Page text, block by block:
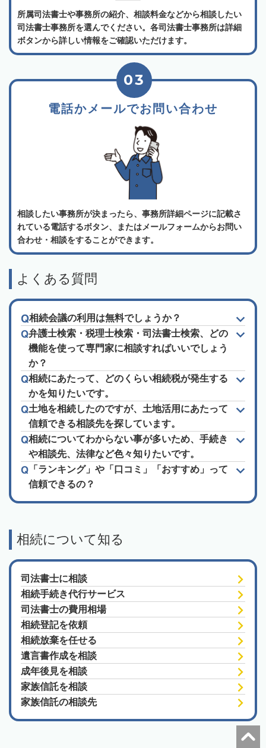
所属司法書士や事務所の紹介、相談料金などから相談したい
司法書士事務所を選んでください。各司法書士事務所は詳細
ボタンから詳しい情報をご確認いただけます。
電話かメールでお問い合わせ
03
相談したい事務所が決まったら、事務所詳細ページに記載さ
れている電話するボタン、またはメールフォームからお問い
合わせ・相談をすることができます。
よくある質問
相続会議の利用は無料でしょうか？
弁護士検索・税理士検索・司法書士検索、どの
機能を使って専門家に相談すればいいでしょう
か？
相続にあたって、どのくらい相続税が発生する
かを知りたいです。
土地を相続したのですが、土地活用にあたって
信頼できる相談先を探しています。
相続についてわからない事が多いため、手続き
や相談先、法律など色々知りたいです。
「ランキング」や「口コミ」「おすすめ」って
信頼できるの？
相続について知る
司法書士に相談
相続手続き代行サービス
司法書士の費用相場
相続登記を依頼
相続放棄を任せる
遺言書作成を相談
成年後見を相談
家族信託を相談
家族信託の相談先